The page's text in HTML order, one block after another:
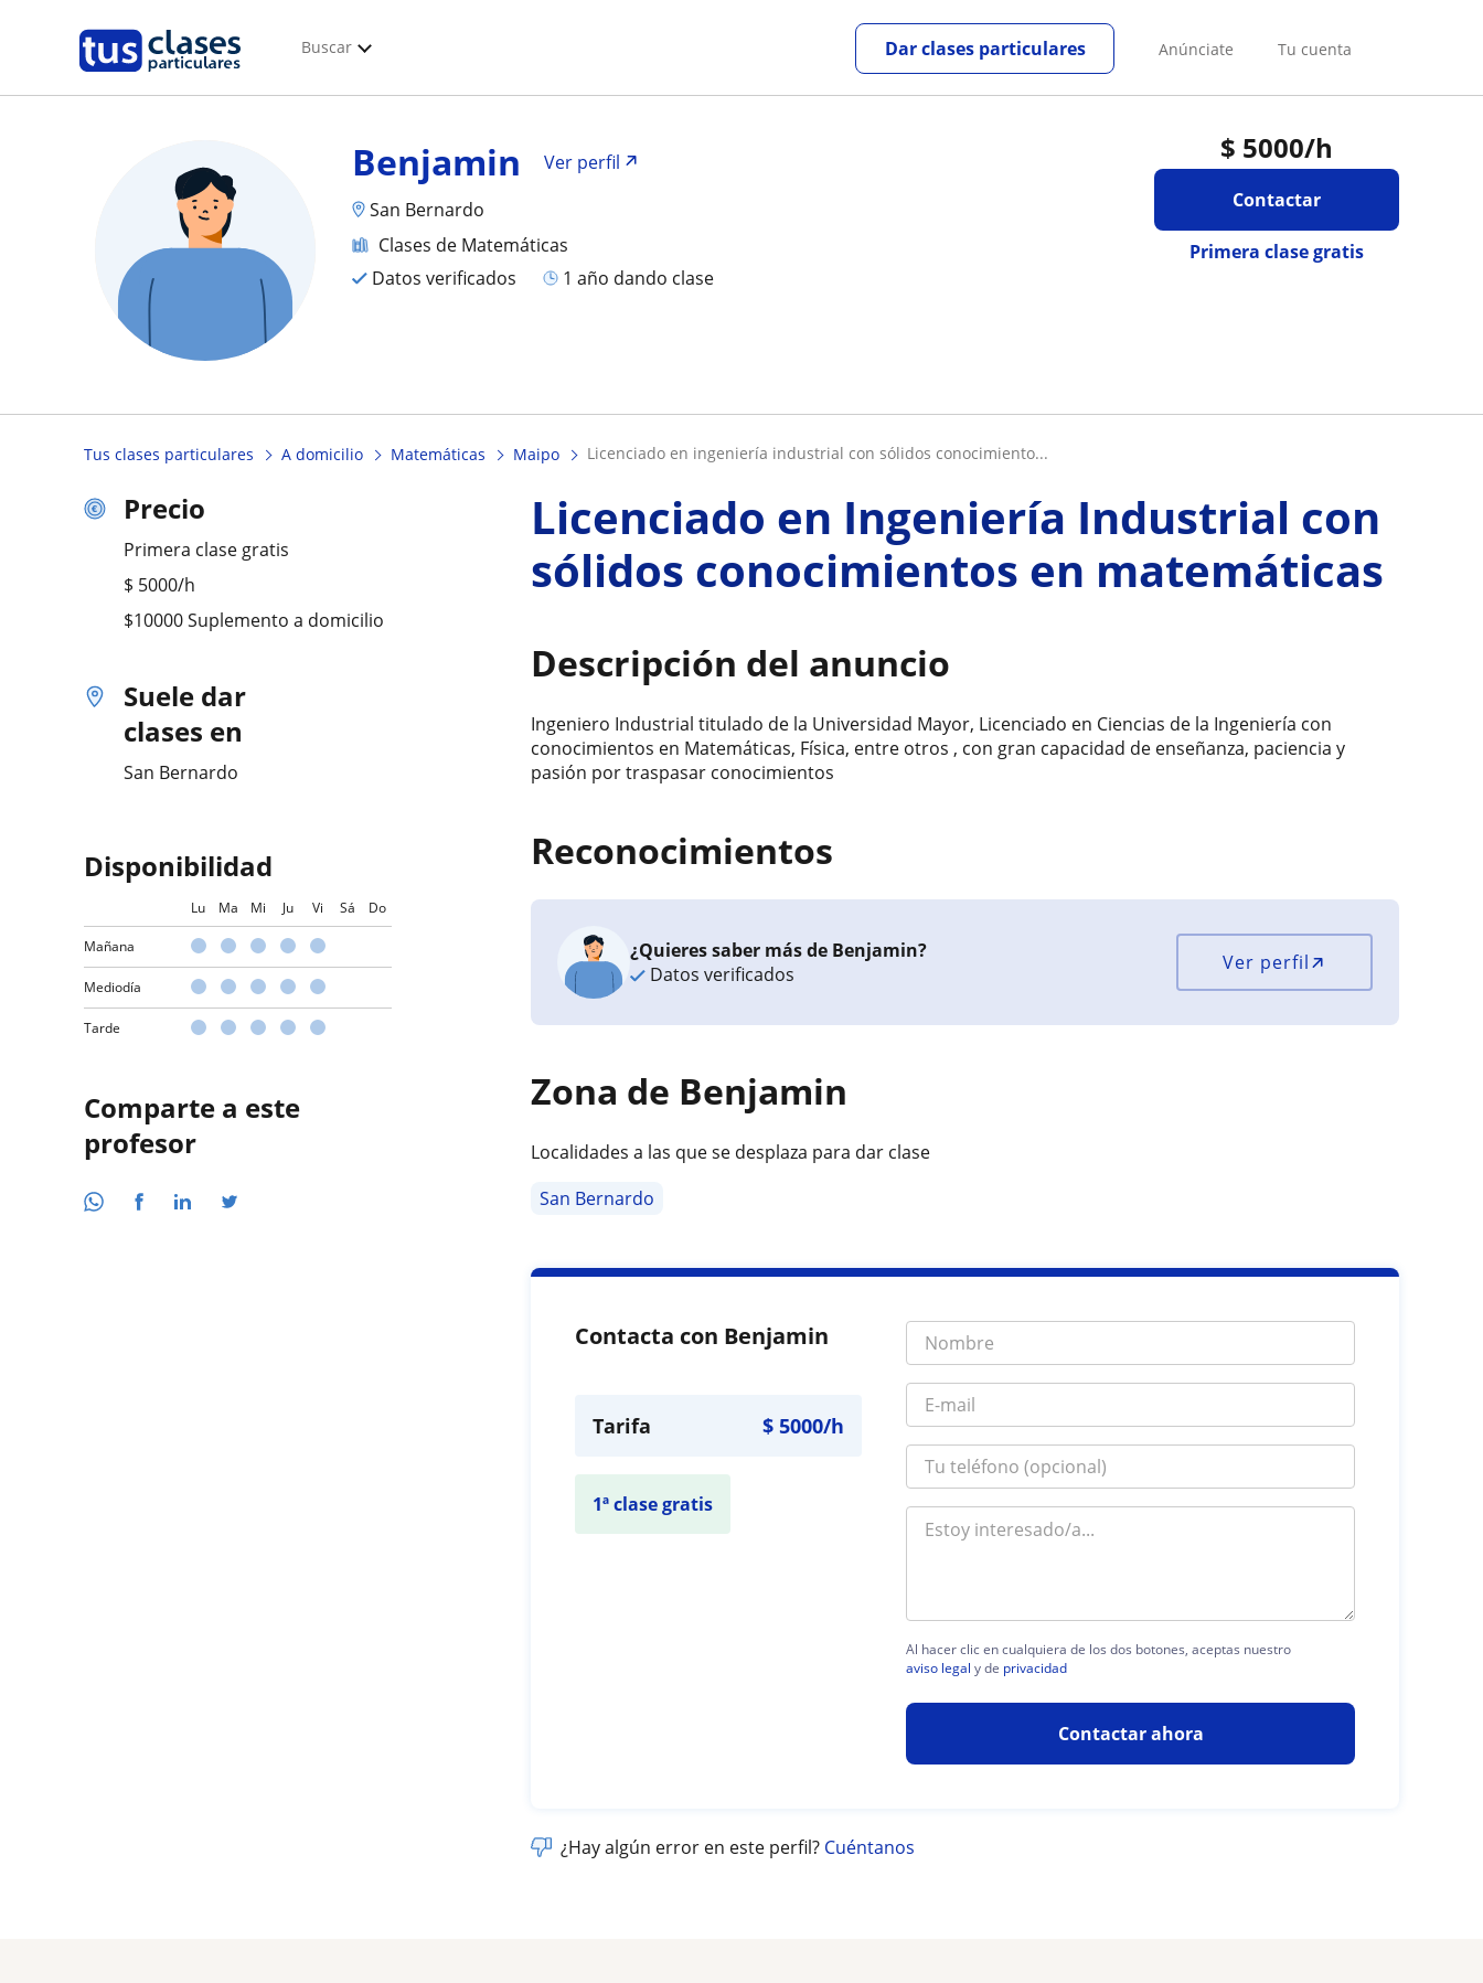
Buscar Anúnciate Tu cuenta
Dar clases particulares
$ 5000/h
Contactar
Primera clase gratis
Benjamin
Ver perfil
San Bernardo
Clases de Matemáticas
Datos verificados
1 año dando clase
Tus clases particulares A domicilio Matemáticas Maipo licenciado en ingeniería industrial con sólidos conocimiento...
Precio
Primera clase gratis
$ 5000/h
$10000 Suplemento a domicilio
Suele dar
clases en
San Bernardo
Disponibilidad
Lu Ma Mi Ju Vi Sá Do
Mañana
Mediodía
Tarde
Comparte a este
profesor
Licenciado en Ingeniería Industrial con
sólidos conocimientos en matemáticas
Descripción del anuncio
Ingeniero Industrial titulado de la Universidad Mayor, Licenciado en Ciencias de la Ingeniería con
conocimientos en Matemáticas, Física, entre otros , con gran capacidad de enseñanza, paciencia y
pasión por traspasar conocimientos
Reconocimientos
¿Quieres saber más de Benjamin?
Datos verificados
Ver perfil
Zona de Benjamin
Localidades a las que se desplaza para dar clase
San Bernardo
Contacta con Benjamin
Tarifa $5000/h
1ª clase gratis
Al hacer clic en cualquiera de los dos botones, aceptas nuestro
aviso legal y de privacidad
Contactar ahora
¿Hay algún error en este perfil? Cuéntanos